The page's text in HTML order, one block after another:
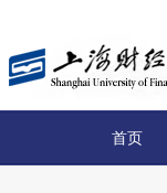
首页